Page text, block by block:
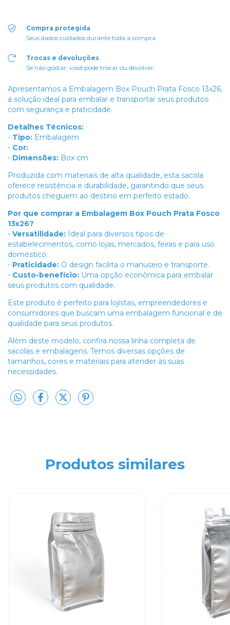
Compra protegida
Seus dados cuidados durante toda a compra.
Trocas e devoluções
Se não gostar, você pode trocar ou devolver.
Apresentamos a Embalagem Box Pouch Prata Fosco 13x26,
a solução ideal para embalar e transportar seus produtos
com segurança e praticidade.
Detalhes Técnicos:
- Tipo: Embalagem
- Cor:
- Dimensões: Box cm
Produzida com materiais de alta qualidade, esta sacola
oferece resistência e durabilidade, garantindo que seus
produtos cheguem ao destino em perfeito estado.
Por que comprar a Embalagem Box Pouch Prata Fosco
13x26?
- Versatilidade: Ideal para diversos tipos de
estabelecimentos, como lojas, mercados, feiras e para uso
doméstico.
- Praticidade: O design facilita o manuseio e transporte.
- Custo-benefício: Uma opção econômica para embalar
seus produtos com qualidade.
Este produto é perfeito para lojistas, empreendedores e
consumidores que buscam uma embalagem funcional e de
qualidade para seus produtos.
Além deste modelo, confira nossa linha completa de
sacolas e embalagens. Temos diversas opções de
tamanhos, cores e materiais para atender às suas
necessidades.
Produtos similares